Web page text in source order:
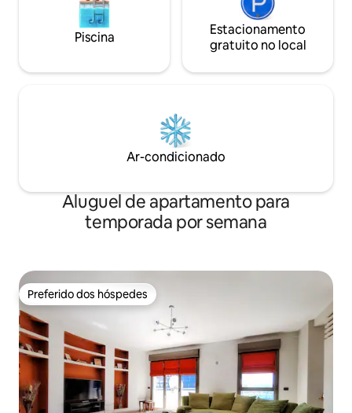
Piscina
Estacionamento
gratuito no local
Ar-condicionado
Aluguel de apartamento para
temporada por semana
Preferido dos hóspedes
Preferido dos hóspedes